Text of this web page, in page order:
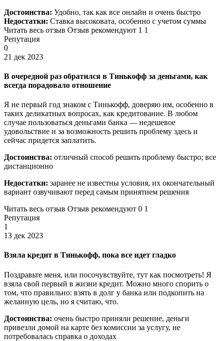
Достоинства: Удобно, так как все онлайн и очень быстро
Недостатки: Ставка высоковата, особенно с учетом суммы
Читать весь отзыв Отзыв рекомендуют 1 1
Репутация
0
21 дек 2023
В очередной раз обратился в Тинькофф за деньгами, как
всегда порадовало отношение
Я не первый год знаком с Тинькофф, доверяю им, особенно в
таких деликатных вопросах, как кредитование. В любом
случае пользоваться деньгами банка — недешевое
удовольствие и за возможность решить проблему здесь и
сейчас придется заплатить.
Достоинства: отличный способ решить проблему быстро; все
дистанционно
Недостатки: заранее не известны условия, их окончательный
вариант озвучивают перед самым принятием решения
Читать весь отзыв Отзыв рекомендуют 0 1
Репутация
1
13 дек 2023
Взяла кредит в Тинькофф, пока все идет гладко
Поздравьте меня, или посочувствуйте, тут как посмотреть! Я
взяла свой первый в жизни кредит. Можно много спорить о
том, что правильно: взять в долг у банка или подкопить на
желанную цель, но я считаю, что.
Достоинства: очень быстро приняли решение, деньги
привезли домой на карте без комиссии за услугу, не
потребовалась справка о доходах